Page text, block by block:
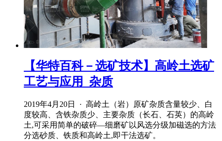
【华特百科－选矿技术】高岭土选矿
工艺与应用_杂质
2019年4月20日 · 高岭土（岩）原矿杂质含量较少、白
度较高、含铁杂质少、主要杂质（长石、石英）的高岭
土,可采用简单的破碎—细磨矿以风选分级加磁选的方法
分选砂质、铁质和高岭土,即干法选矿。